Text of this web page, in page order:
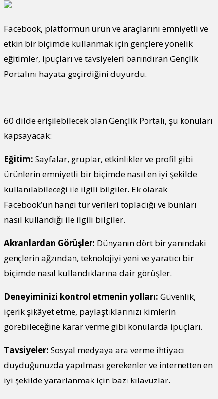
Facebook, platformun ürün ve araçlarını emniyetli ve
etkin bir biçimde kullanmak için gençlere yönelik
eğitimler, ipuçları ve tavsiyeleri barındıran Gençlik
Portalını hayata geçirdiğini duyurdu.
60 dilde erişilebilecek olan Gençlik Portalı, şu konuları
kapsayacak:
Eğitim: Sayfalar, gruplar, etkinlikler ve profil gibi
ürünlerin emniyetli bir biçimde nasıl en iyi şekilde
kullanılabileceği ile ilgili bilgiler. Ek olarak
Facebook’un hangi tür verileri topladığı ve bunları
nasıl kullandığı ile ilgili bilgiler.
Akranlardan Görüşler: Dünyanın dört bir yanındaki
gençlerin ağzından, teknolojiyi yeni ve yaratıcı bir
biçimde nasıl kullandıklarına dair görüşler.
Deneyiminizi kontrol etmenin yolları: Güvenlik,
içerik şikâyet etme, paylaştıklarınızı kimlerin
görebileceğine karar verme gibi konularda ipuçları.
Tavsiyeler: Sosyal medyaya ara verme ihtiyacı
duyduğunuzda yapılması gerekenler ve internetten en
iyi şekilde yararlanmak için bazı kılavuzlar.